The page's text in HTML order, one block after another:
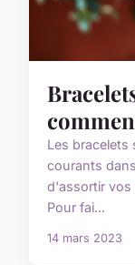
Les bracelets
courants
d'assortir vos
Pour fai...
14 mars 2023